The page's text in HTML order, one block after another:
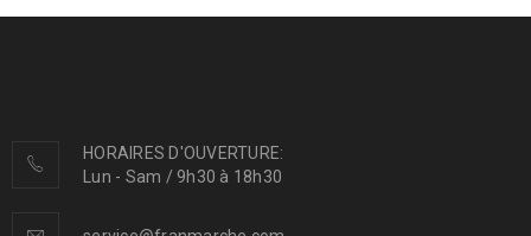
HORAIRES D'OUVERTURE:
Lun - Sam / 9h30 à 18h30